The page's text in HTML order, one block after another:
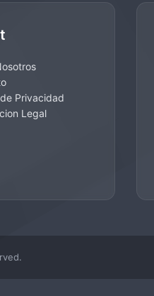
Privacidad
Legal